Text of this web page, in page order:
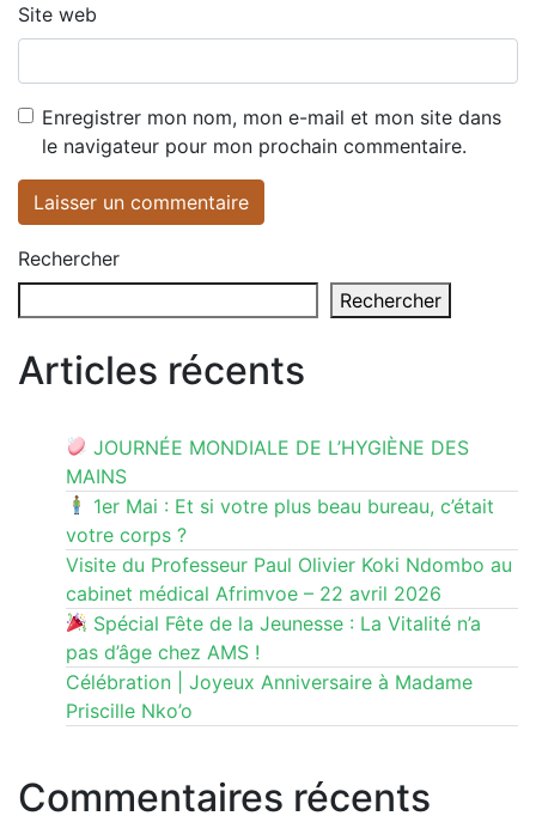
Site web
Enregistrer mon nom, mon e-mail et mon site dans
le navigateur pour mon prochain commentaire.
Rechercher
Rechercher
Articles récents
JOURNÉE MONDIALE DE L’HYGIÈNE DES
MAINS
1er Mai : Et si votre plus beau bureau, c’était
votre corps ?
Visite du Professeur Paul Olivier Koki Ndombo au
cabinet médical Afrimvoe – 22 avril 2026
Spécial Fête de la Jeunesse : La Vitalité n’a
pas d’âge chez AMS !
Célébration | Joyeux Anniversaire à Madame
Priscille Nko’o
Commentaires récents